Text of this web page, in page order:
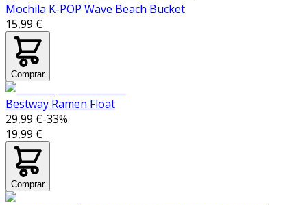
Mochila K-POP Wave Beach Bucket
15,99 €
Comprar
Bestway Ramen Float
29,99 €-33%
19,99 €
Comprar